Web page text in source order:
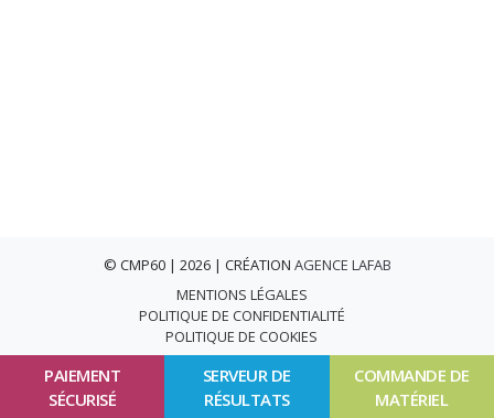
PAIEMENT
SÉCURISÉ
SERVEUR DE
RÉSULTATS
COMMANDE DE
MATÉRIEL
© CMP60 | 2026 | CRÉATION AGENCE LAFAB
MENTIONS LÉGALES
POLITIQUE DE CONFIDENTIALITÉ
POLITIQUE DE COOKIES